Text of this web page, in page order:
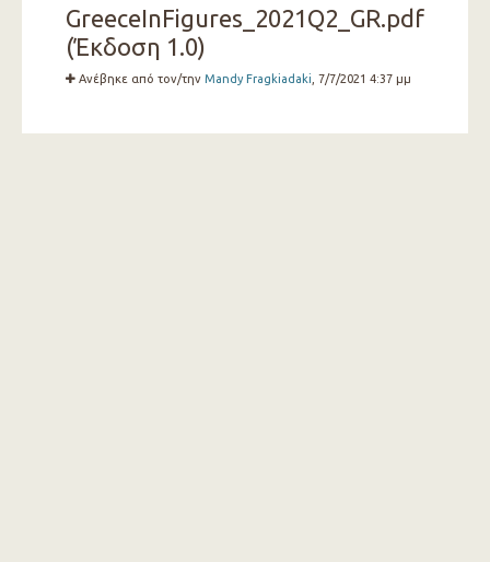
GreeceInFigures_2021Q2_GR.pdf
(Έκδοση 1.0)
Ανέβηκε από τον/την Mandy Fragkiadaki , 7/7/2021 4:37 μμ